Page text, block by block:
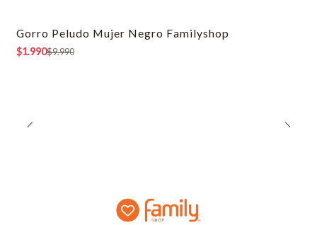
-80% OFF
Gorro Peludo Mujer Negro Familyshop
$1.990$9.990